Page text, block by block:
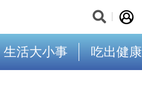
生活大小事 吃出健康